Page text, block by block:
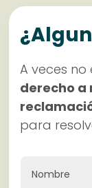
A veces
derecho a
para